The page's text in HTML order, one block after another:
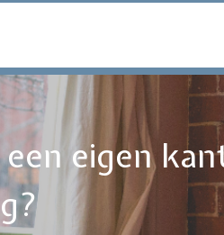
eigen